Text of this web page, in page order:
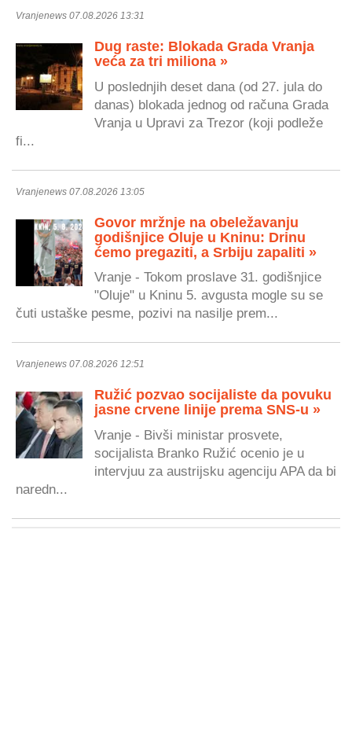
Vranjenews 07.08.2026 13:31
Dug raste: Blokada Grada Vranja
veća za tri miliona »
U poslednjih deset dana (od 27. jula do
danas) blokada jednog od računa Grada
Vranja u Upravi za Trezor (koji podleže
fi...
Vranjenews 07.08.2026 13:05
Govor mržnje na obeležavanju
godišnjice Oluje u Kninu: Drinu
ćemo pregaziti, a Srbiju zapaliti »
Vranje - Tokom proslave 31. godišnjice
"Oluje" u Kninu 5. avgusta mogle su se
čuti ustaške pesme, pozivi na nasilje prem...
Vranjenews 07.08.2026 12:51
Ružić pozvao socijaliste da povuku
jasne crvene linije prema SNS-u »
Vranje - Bivši ministar prosvete,
socijalista Branko Ružić ocenio je u
intervjuu za austrijsku agenciju APA da bi
naredn...